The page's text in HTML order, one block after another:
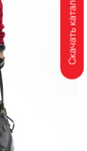
Скачать каталог